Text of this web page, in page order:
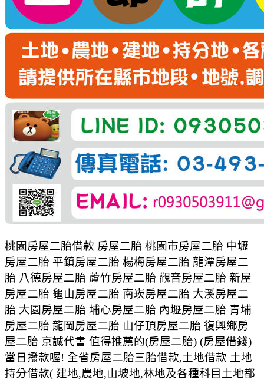
桃園房屋二胎借款 房屋二胎 桃園市房屋二胎 中壢
房屋二胎 平鎮房屋二胎 楊梅房屋二胎 龍潭房屋二
胎 八德房屋二胎 蘆竹房屋二胎 觀音房屋二胎 新屋
房屋二胎 龜山房屋二胎 南崁房屋二胎 大溪房屋二
胎 大園房屋二胎 埔心房屋二胎 內壢房屋二胎 青埔
房屋二胎 龍岡房屋二胎 山仔頂房屋二胎 復興鄉房
屋二胎 京誠代書 值得推薦的(房屋二胎) (房屋借錢)
當日撥款喔! 全省房屋二胎三胎借款,土地借款 土地
持分借款( 建地,農地,山坡地,林地及各種科目土地都